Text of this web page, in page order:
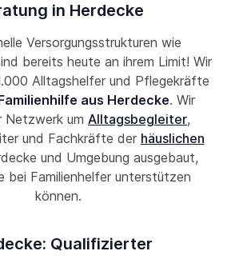
in Herdecke
Versorgungsstrukturen wie
bereits heute an ihrem Limit! Wir
Alltagshelfer und Pflegekräfte
aus Herdecke. Wir
Netzwerk um Alltagsbegleiter,
und Fachkräfte der häuslichen
und Umgebung ausgebaut,
bei Familienhelfer unterstützen
können.
Qualifizierter